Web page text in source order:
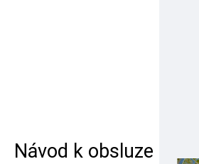
Návod k obsluze